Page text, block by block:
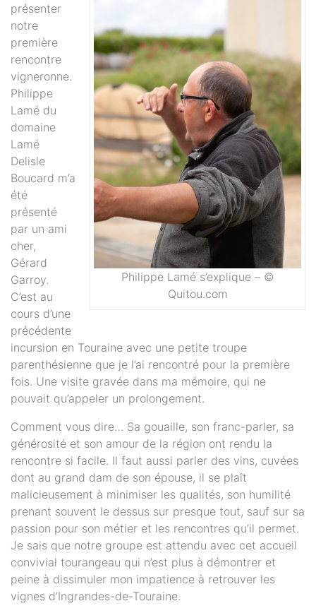
Philippe Lamé s’explique – ©
Quitou.com
présenter
notre
première
rencontre
vigneronne.
Philippe
Lamé du
domaine
Lamé
Delisle
Boucard m’a
été
présenté
par un ami
cher,
Gérard
Garroy.
C’est au
cours d’une
précédente
incursion en Touraine avec une petite troupe
parenthésienne que je l’ai rencontré pour la première
fois. Une visite gravée dans ma mémoire, qui ne
pouvait qu’appeler un prolongement.
Comment vous dire… Sa gouaille, son franc-parler, sa
générosité et son amour de la région ont rendu la
rencontre si facile. Il faut aussi parler des vins, cuvées
dont au grand dam de son épouse, il se plaît
malicieusement à minimiser les qualités, son humilité
prenant souvent le dessus sur presque tout, sauf sur sa
passion pour son métier et les rencontres qu’il permet.
Je sais que notre groupe est attendu avec cet accueil
convivial tourangeau qui n’est plus à démontrer et
peine à dissimuler mon impatience à retrouver les
vignes d’Ingrandes-de-Touraine.